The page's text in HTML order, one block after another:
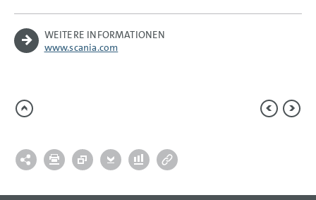
WEITERE INFORMATIONEN
www.scania.com